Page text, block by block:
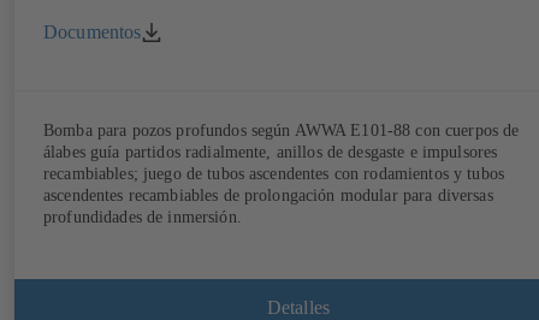
Documentos
Bomba para pozos profundos según AWWA E101-88 con cuerpos de
álabes guía partidos radialmente, anillos de desgaste e impulsores
recambiables; juego de tubos ascendentes con rodamientos y tubos
ascendentes recambiables de prolongación modular para diversas
profundidades de inmersión.
Detalles